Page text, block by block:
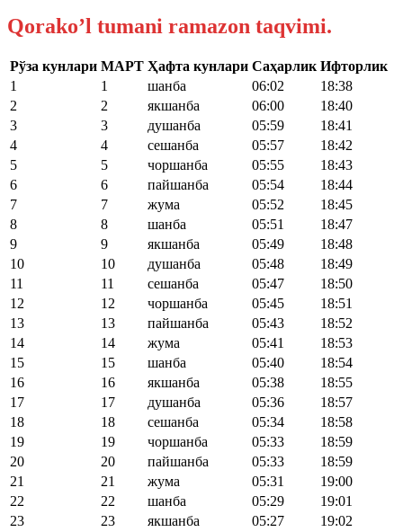
Qorako’l tumani ramazon taqvimi.
Рўза кунлари МАРТ Ҳафта кунлари Саҳарлик Ифторлик
1
1 шанба 06:02
18:38
2
2 якшанба 06:00
18:40
3
3 душанба 05:59
18:41
4
4 сешанба 05:57
18:42
5
5 чоршанба 05:55
18:43
6
6 пайшанба 05:54
18:44
7
7 жума 05:52
18:45
8
8 шанба 05:51
18:47
9
9 якшанба 05:49
18:48
10
10 душанба 05:48
18:49
11
11 сешанба 05:47
18:50
12
12 чоршанба 05:45
18:51
13
13 пайшанба 05:43
18:52
14
14 жума 05:41
18:53
15
15 шанба 05:40
18:54
16
16 якшанба 05:38
18:55
17
17 душанба 05:36
18:57
18
18 сешанба 05:34
18:58
19
19 чоршанба 05:33
18:59
20
20 пайшанба 05:33
18:59
21
21 жума 05:31
19:00
22
22 шанба 05:29
19:01
23
23 якшанба 05:27
19:02